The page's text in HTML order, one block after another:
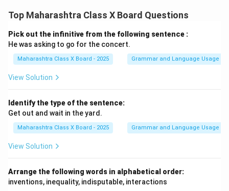
Top Maharashtra Class X Board Questions
Pick out the infinitive from the following sentence :
He was asking to go for the concert.
Maharashtra Class X Board - 2025 Grammar and Language Usage
View Solution
Identify the type of the sentence:
Get out and wait in the yard.
Maharashtra Class X Board - 2025 Grammar and Language Usage
View Solution
Arrange the following words in alphabetical order:
inventions, inequality, indisputable, interactions